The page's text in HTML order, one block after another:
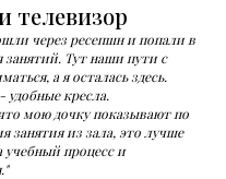
телевизор
через ресепшн и попали в
занятий. Тут наши пути с
а я осталась здесь.
кресла.
мою дочку показывают по
занятия из зала, это лучше
учебный процесс и